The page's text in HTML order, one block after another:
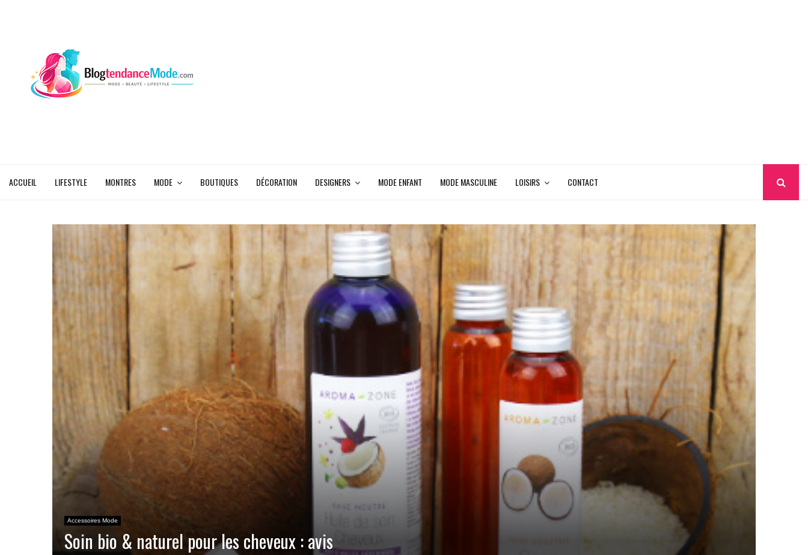
ACCUEIL LIFESTYLE MONTRES MODE BOUTIQUES DÉCORATION DESIGNERS MODE ENFANT MODE MASCULINE LOISIRS CONTACT
Accessoires Mode
Soin bio & naturel pour les cheveux : avis